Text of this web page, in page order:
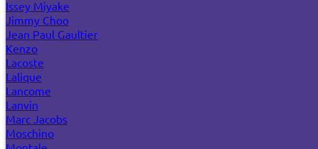
Issey Miyake
Jimmy Choo
Jean Paul Gaultier
Kenzo
Lacoste
Lalique
Lancome
Lanvin
Marc Jacobs
Moschino